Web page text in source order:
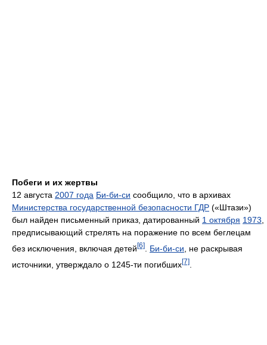
Побеги и их жертвы
12 августа 2007 года Би-би-си сообщило, что в архивах
Министерства государственной безопасности ГДР («Штази»)
был найден письменный приказ, датированный 1 октября 1973,
предписывающий стрелять на поражение по всем беглецам
без исключения, включая детей [6] Би-би-си , не раскрывая
источники, утверждало о 1245-ти погибших[7]